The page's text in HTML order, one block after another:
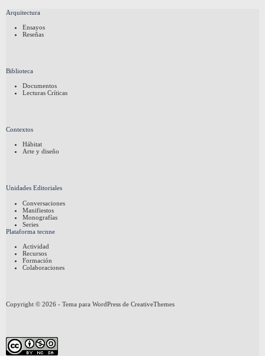
Arquitectura
Ensayos
Reseñas
Biblioteca
Documentos
Lecturas Críticas
Contextos
Hábitat
Arte y diseño
Unidades Editoriales
Conversaciones
Manifiestos
Monografías
Series
Plataforma tecnne
Actividad
Recursos
Formación
Colaboraciones
Copyright © 2026 - Tema para WordPress de CreativeThemes